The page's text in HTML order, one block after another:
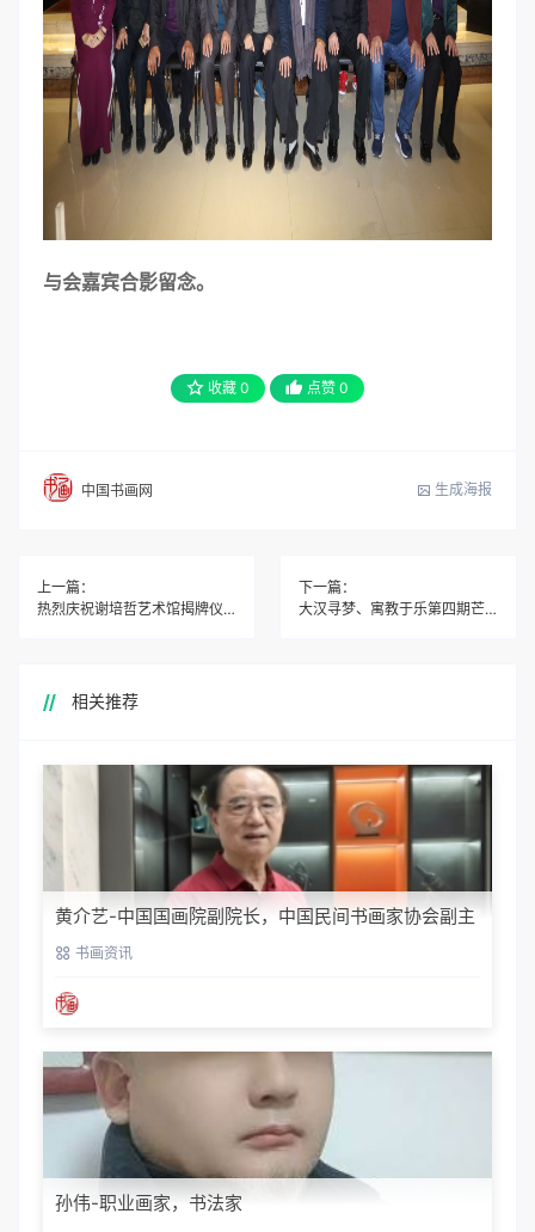
与会嘉宾合影留念。
收藏 0 点赞 0
中国书画网 生成海报
上一篇：
热烈庆祝谢培哲艺术馆揭牌仪式取得圆满成功
下一篇：
大汉寻梦、寓教于乐第四期芒砀山国学游学取得圆满成功
相关推荐
黄介艺-中国国画院副院长，中国民间书画家协会副主
席 书画资讯
孙伟-职业画家，书法家